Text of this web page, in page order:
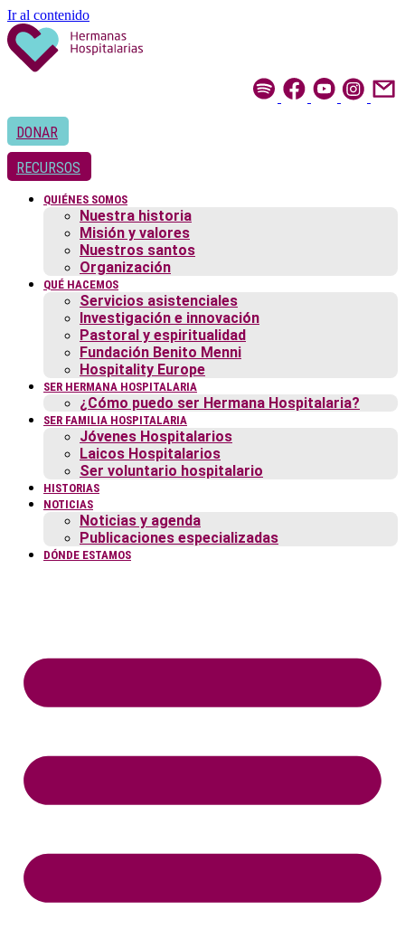
Ir al contenido
DONAR
RECURSOS
QUIÉNES SOMOS
Nuestra historia
Misión y valores
Nuestros santos
Organización
QUÉ HACEMOS
Servicios asistenciales
Investigación e innovación
Pastoral y espiritualidad
Fundación Benito Menni
Hospitality Europe
SER HERMANA HOSPITALARIA
¿Cómo puedo ser Hermana Hospitalaria?
SER FAMILIA HOSPITALARIA
Jóvenes Hospitalarios
Laicos Hospitalarios
Ser voluntario hospitalario
HISTORIAS
NOTICIAS
Noticias y agenda
Publicaciones especializadas
DÓNDE ESTAMOS